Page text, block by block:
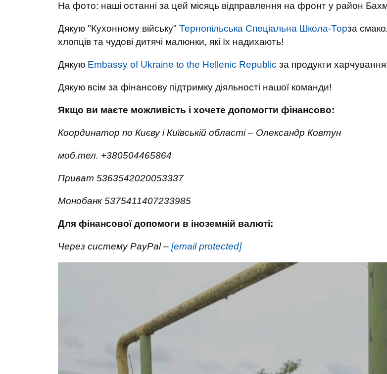
На фото: наші останні за цей місяць відправлення на фронт у район
Дякую "Кухонному війську" Тернопільська Спеціальна Школа-Торза
хлопців та чудові дитячі малюнки, які їх надихають!
Дякую Embassy of Ukraine to the Hellenic Republic за продукти
Дякую всім за фінансову підтримку діяльності нашої команди!
Якщо ви маєте можливість і хочете допомогти фінансово:
Координатор по Києву і Київській області – Олександр Ковтун
моб.тел. +380504465864
Приват 5363542020053337
Монобанк 5375411407233985
Для фінансової допомоги в іноземній валюті:
Через систему PayPal – [email protected]